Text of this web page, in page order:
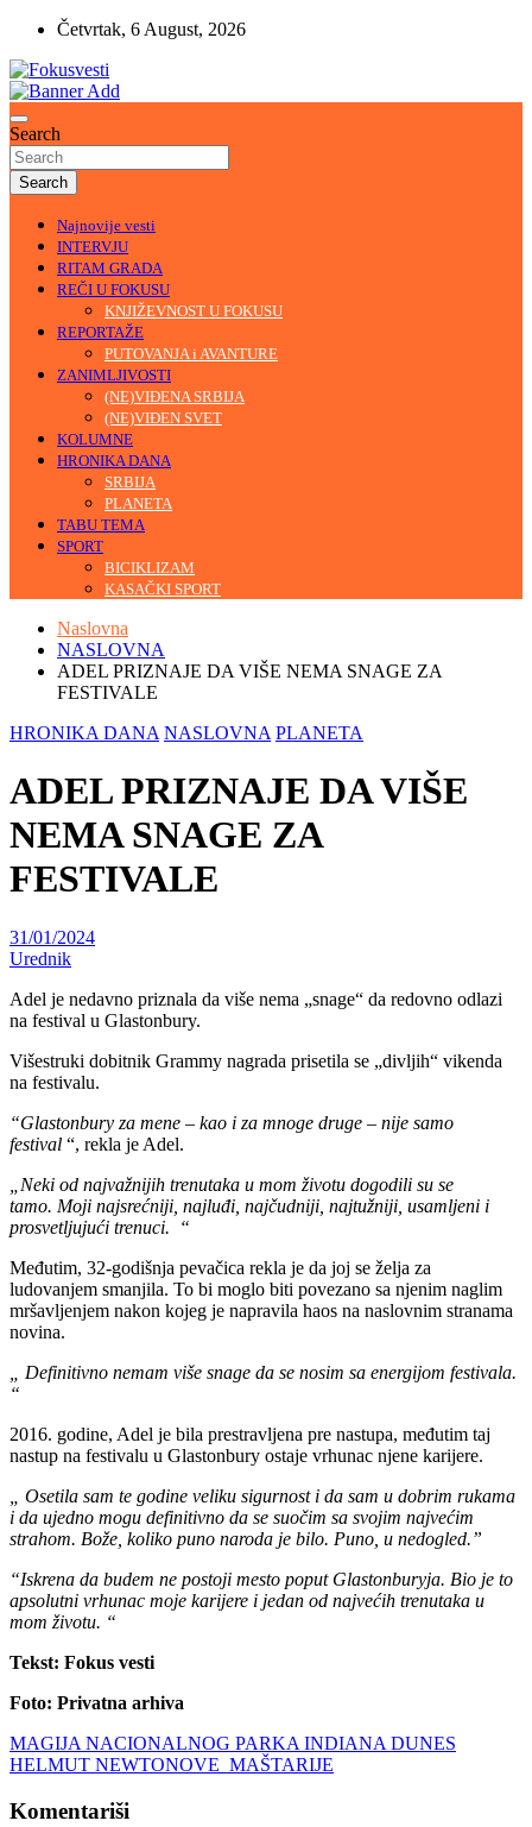
Skip
content
Četvrtak, 6 August, 2026
Fokusvesti
Search
Search
Najnovije vesti
INTERVJU
RITAM GRADA
REČI U FOKUSU
KNJIŽEVNOST U FOKUSU
REPORTAŽE
PUTOVANJA i AVANTURE
ZANIMLJIVOSTI
(NE)VIĐENA SRBIJA
(NE)VIĐEN SVET
KOLUMNE
HRONIKA DANA
SRBIJA
PLANETA
TABU TEMA
SPORT
BICIKLIZAM
KASAČKI SPORT
Naslovna
NASLOVNA
ADEL PRIZNAJE DA VIŠE NEMA SNAGE ZA
FESTIVALE
HRONIKA DANA NASLOVNA PLANETA
ADEL PRIZNAJE DA VIŠE
NEMA SNAGE ZA
FESTIVALE
31/01/2024
Urednik
Adel je nedavno priznala da više nema „snage“ da redovno odlazi
na festival u Glastonbury.
Višestruki dobitnik Grammy nagrada prisetila se „divljih“ vikenda
na festivalu.
“Glastonbury za mene – kao i za mnoge druge – nije samo
festival “, rekla je Adel.
„Neki od najvažnijih trenutaka u mom životu dogodili su se
tamo. Moji najsrećniji, najluđi, najčudniji, najtužniji, usamljeni i
prosvetljujući trenuci. “
Međutim, 32-godišnja pevačica rekla je da joj se želja za
ludovanjem smanjila. To bi moglo biti povezano sa njenim naglim
mršavljenjem nakon kojeg je napravila haos na naslovnim stranama
novina.
„ Definitivno nemam više snage da se nosim sa energijom festivala.
“
2016. godine, Adel je bila prestravljena pre nastupa, međutim taj
nastup na festivalu u Glastonbury ostaje vrhunac njene karijere.
„ Osetila sam te godine veliku sigurnost i da sam u dobrim rukama
i da ujedno mogu definitivno da se suočim sa svojim najvećim
strahom. Bože, koliko puno naroda je bilo. Puno, u nedogled.”
“Iskrena da budem ne postoji mesto poput Glastonburyja. Bio je to
apsolutni vrhunac moje karijere i jedan od najvećih trenutaka u
mom životu. “
Tekst: Fokus vesti
Foto: Privatna arhiva
Navigacija
članaka
MAGIJA NACIONALNOG PARKA INDIANA DUNES
HELMUT NEWTONOVE MAŠTARIJE
Komentariši